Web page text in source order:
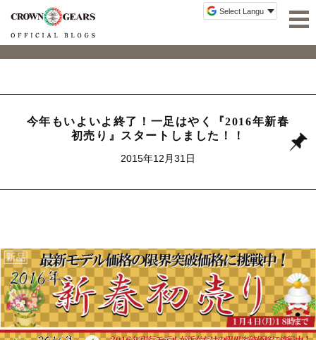
今年もいよいよ終了！一足はやく『2016年新春
初売り』スタートしました！！
2015年12月31日